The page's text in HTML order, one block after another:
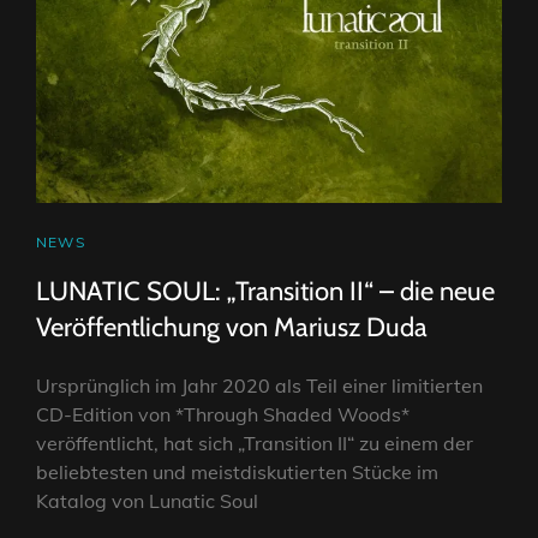
CAT
NEWS
LUNATIC SOUL: „Transition II“ – die neue
Veröffentlichung von Mariusz Duda
Ursprünglich im Jahr 2020 als Teil einer limitierten
CD-Edition von *Through Shaded Woods*
veröffentlicht, hat sich „Transition II“ zu einem der
beliebtesten und meistdiskutierten Stücke im
Katalog von Lunatic Soul